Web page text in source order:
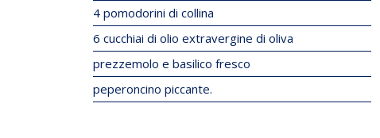
4 pomodorini di collina
6 cucchiai di olio extravergine di oliva
prezzemolo e basilico fresco
peperoncino piccante.